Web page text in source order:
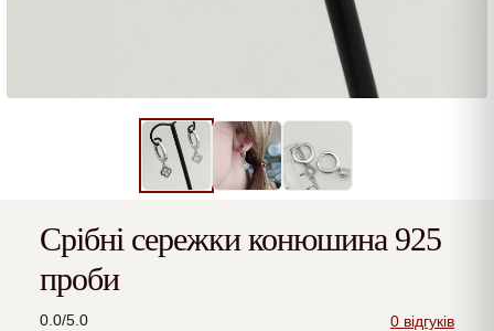
Срібні сережки конюшина 925
проби
0.0/5.0
0 відгуків